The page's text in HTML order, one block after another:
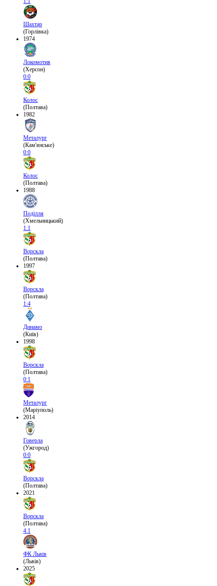
Шахтар
(Горлівка)
1974
Локомотив
(Херсон)
0:0
Колос
(Полтава)
1982
Металург
(Кам'янське)
0:0
Колос
(Полтава)
1988
Поділля
(Хмельницький)
1:1
Ворскла
(Полтава)
1997
Ворскла
(Полтава)
1:4
Динамо
(Київ)
1998
Ворскла
(Полтава)
0:1
Металург
(Маріуполь)
2014
Говерла
(Ужгород)
0:0
Ворскла
(Полтава)
2021
Ворскла
(Полтава)
4:1
ФК Львів
(Львів)
2025